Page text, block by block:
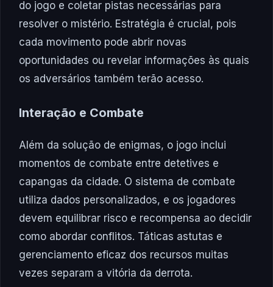
do jogo e coletar pistas necessárias para
resolver o mistério. Estratégia é crucial, pois
cada movimento pode abrir novas
oportunidades ou revelar informações às quais
os adversários também terão acesso.
Interação e Combate
Além da solução de enigmas, o jogo inclui
momentos de combate entre detetives e
capangas da cidade. O sistema de combate
utiliza dados personalizados, e os jogadores
devem equilibrar risco e recompensa ao decidir
como abordar conflitos. Táticas astutas e
gerenciamento eficaz dos recursos muitas
vezes separam a vitória da derrota.